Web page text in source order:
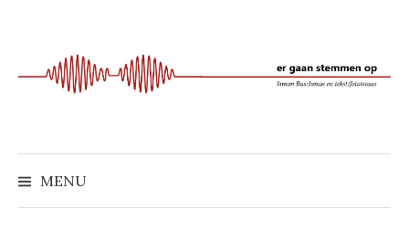
springen
MENU